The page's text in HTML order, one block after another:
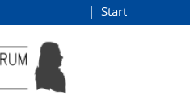
Start